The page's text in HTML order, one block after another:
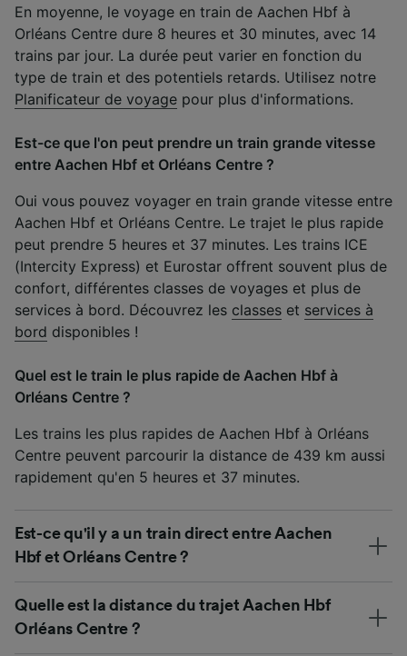
En moyenne, le voyage en train de Aachen Hbf à
Orléans Centre dure 8 heures et 30 minutes, avec 14
trains par jour. La durée peut varier en fonction du
type de train et des potentiels retards. Utilisez notre
Planificateur de voyage pour plus d'informations.
Est-ce que l'on peut prendre un train grande vitesse
entre Aachen Hbf et Orléans Centre ?
Oui vous pouvez voyager en train grande vitesse entre
Aachen Hbf et Orléans Centre. Le trajet le plus rapide
peut prendre 5 heures et 37 minutes. Les trains ICE
(Intercity Express) et Eurostar offrent souvent plus de
confort, différentes classes de voyages et plus de
services à bord. Découvrez les classes et services à
bord disponibles !
Quel est le train le plus rapide de Aachen Hbf à
Orléans Centre ?
Les trains les plus rapides de Aachen Hbf à Orléans
Centre peuvent parcourir la distance de 439 km aussi
rapidement qu'en 5 heures et 37 minutes.
Est-ce qu'il y a un train direct entre Aachen
Hbf et Orléans Centre ?
Quelle est la distance du trajet Aachen Hbf
Orléans Centre ?